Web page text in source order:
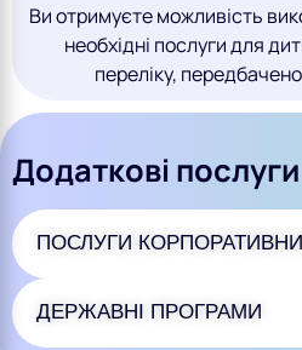
Ви отримуєте можливість
необхідні послуги для
переліку,
Додаткові послуги
ПОСЛУГИ
ДЕРЖАВНІ ПРОГРАМИ